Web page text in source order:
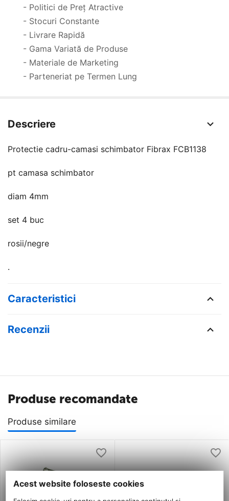
- Politici de Preț Atractive
- Stocuri Constante
- Livrare Rapidă
- Gama Variată de Produse
- Materiale de Marketing
- Parteneriat pe Termen Lung
Descriere
Protectie cadru-camasi schimbator Fibrax FCB1138
pt camasa schimbator
diam 4mm
set 4 buc
rosii/negre
.
Caracteristici
Recenzii
Produse recomandate
Produse similare
Acest website foloseste cookies